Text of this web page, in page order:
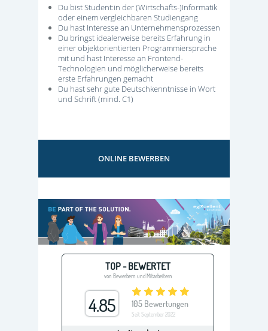
Du bist Student:in der (Wirtschafts-)Informatik
oder einem vergleichbaren Studiengang
Du hast Interesse an Unternehmensprozessen
Du bringst idealerweise bereits Erfahrung in
einer objektorientierten Programmiersprache
mit und hast Interesse an Frontend-
Technologien und möglicherweise bereits
erste Erfahrungen gemacht
Du hast sehr gute Deutschkenntnisse in Wort
und Schrift (mind. C1)
ONLINE BEWERBEN